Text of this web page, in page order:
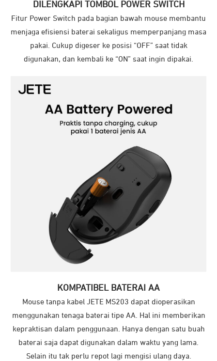
DILENGKAPI TOMBOL POWER SWITCH
Fitur Power Switch pada bagian bawah mouse membantu
menjaga efisiensi baterai sekaligus memperpanjang masa
pakai. Cukup digeser ke posisi “OFF” saat tidak
digunakan, dan kembali ke “ON” saat ingin dipakai.
KOMPATIBEL BATERAI AA
Mouse tanpa kabel JETE MS203 dapat dioperasikan
menggunakan tenaga baterai tipe AA. Hal ini memberikan
kepraktisan dalam penggunaan. Hanya dengan satu buah
baterai saja dapat digunakan dalam waktu yang lama.
Selain itu tak perlu repot lagi mengisi ulang daya.